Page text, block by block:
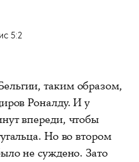
5:2
таким образом,
Роналду. И у
впереди, чтобы
Но во втором
не суждено. Зато